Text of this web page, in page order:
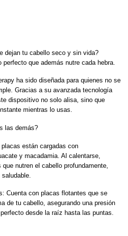
dejan tu cabello seco y sin vida?
que además nutre cada hebra.
ha sido diseñada para quienes no se
Gracias a su avanzada tecnología
dispositivo no solo alisa, sino que
mientras lo usas.
las demás?
están cargadas con
y macadamia. Al calentarse,
nutren el cabello profundamente,
Cuenta con placas flotantes que se
de tu cabello, asegurando una presión
desde la raíz hasta las puntas.